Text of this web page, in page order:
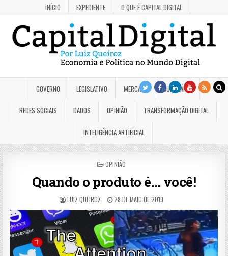
INÍCIO EXPEDIENTE O QUE É CAPITAL DIGITAL
GOVERNO LEGISLATIVO MERCADO JUDICIÁRIO
REDES SOCIAIS DADOS OPINIÃO TRANSFORMAÇÃO DIGITAL
INTELIGÊNCIA ARTIFICIAL
POSTED
OPINIÃO
Quando o produto é… você!
LUIZ QUEIROZ 28 DE MAIO DE 2019